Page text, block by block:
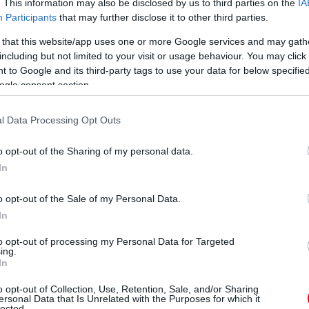
This information may also be disclosed by us to third parties on the
Participants that may further disclose it to other third parties.
that this website/app uses one or more Google services and may
but not limited to your visit or usage behaviour. You may
to Google and its third-party tags to use your data for below
consent section.
Data Processing Opt Outs
opt-out of the Sharing of my personal data.
opt-out of the Sale of my Personal Data.
opt-out of processing my Personal Data for Targeted
opt-out of Collection, Use, Retention, Sale, and/or Sharing
Data that Is Unrelated with the Purposes for which it
Szaúd-arábiai Nagydíj törlése miatt
szeretne előkészíteni –
ADUO rendszer miatt ők arra számítanak,
lehetőséget, mert 2%-nál nagyobb